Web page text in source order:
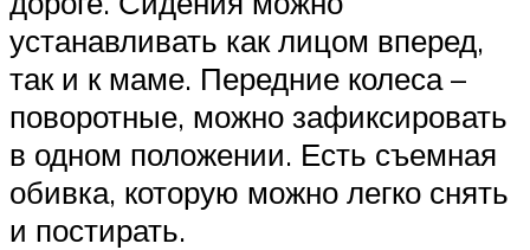
устанавливать как лицом вперед,
так и к маме. Передние колеса –
поворотные, можно зафиксировать
в одном положении. Есть съемная
обивка, которую можно легко снять
и постирать.